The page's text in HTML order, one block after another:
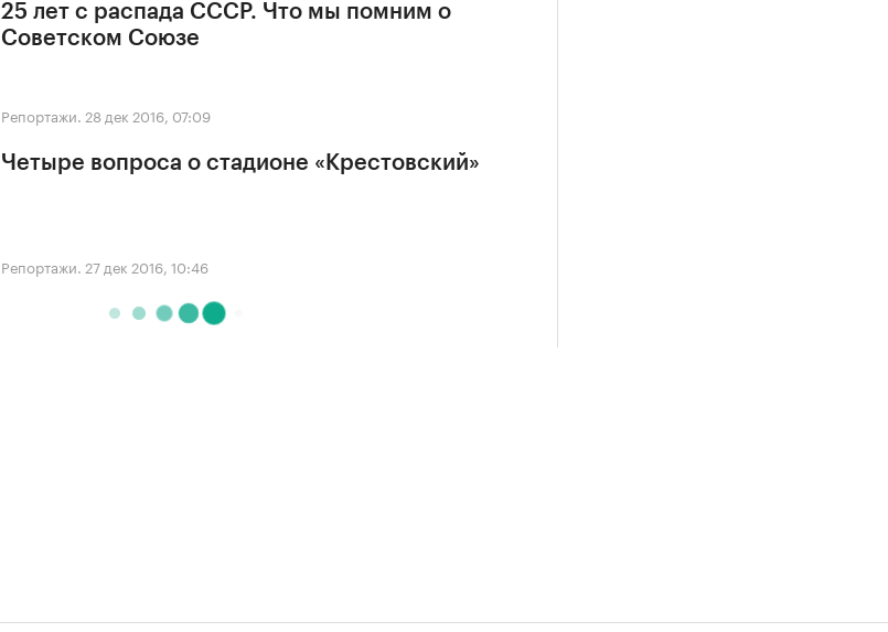
25 лет с распада СССР. Что мы помним о
Советском Союзе
Репортажи. 28 дек 2016, 07:09
Четыре вопроса о стадионе «Крестовский»
Репортажи. 27 дек 2016, 10:46